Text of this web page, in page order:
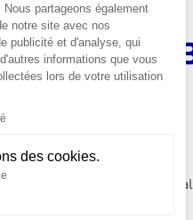
partageons également
notre site avec nos
publicité et d'analyse, qui
informations que vous
lors de votre utilisation
des cookies.
Bejart
CEDEX 4 France
74 00
Valeco Nos métiers